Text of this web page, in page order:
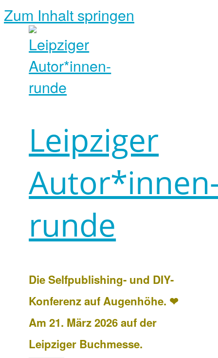
Zum Inhalt springen
Leipziger
runde
Die Selfpublishing- und DIY-
Konferenz auf Augenhöhe. ❤
Am 21. März 2026 auf der
Leipziger Buchmesse.